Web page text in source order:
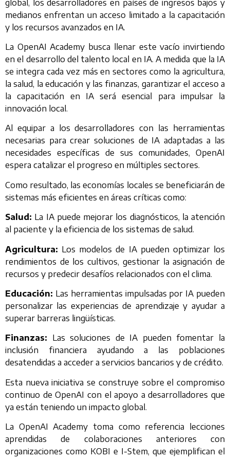
global, los desarrolladores en países de ingresos bajos y
medianos enfrentan un acceso limitado a la capacitación
y los recursos avanzados en IA.
La OpenAI Academy busca llenar este vacío invirtiendo
en el desarrollo del talento local en IA. A medida que la IA
se integra cada vez más en sectores como la agricultura,
la salud, la educación y las finanzas, garantizar el acceso a
la capacitación en IA será esencial para impulsar la
innovación local.
Al equipar a los desarrolladores con las herramientas
necesarias para crear soluciones de IA adaptadas a las
necesidades específicas de sus comunidades, OpenAI
espera catalizar el progreso en múltiples sectores.
Como resultado, las economías locales se beneficiarán de
sistemas más eficientes en áreas críticas como:
Salud: La IA puede mejorar los diagnósticos, la atención
al paciente y la eficiencia de los sistemas de salud.
Agricultura: Los modelos de IA pueden optimizar los
rendimientos de los cultivos, gestionar la asignación de
recursos y predecir desafíos relacionados con el clima.
Educación: Las herramientas impulsadas por IA pueden
personalizar las experiencias de aprendizaje y ayudar a
superar barreras lingüísticas.
Finanzas: Las soluciones de IA pueden fomentar la
inclusión financiera ayudando a las poblaciones
desatendidas a acceder a servicios bancarios y de crédito.
Esta nueva iniciativa se construye sobre el compromiso
continuo de OpenAI con el apoyo a desarrolladores que
ya están teniendo un impacto global.
La OpenAI Academy toma como referencia lecciones
aprendidas de colaboraciones anteriores con
organizaciones como KOBI e I-Stem, que ejemplifican el